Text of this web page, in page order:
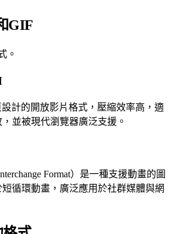
GIF
。
設計的開放影片格式，壓縮效率高，適
並被現代瀏覽器廣泛支援。
Format）是一種支援動畫的圖
循環動畫，廣泛應用於社群媒體與網